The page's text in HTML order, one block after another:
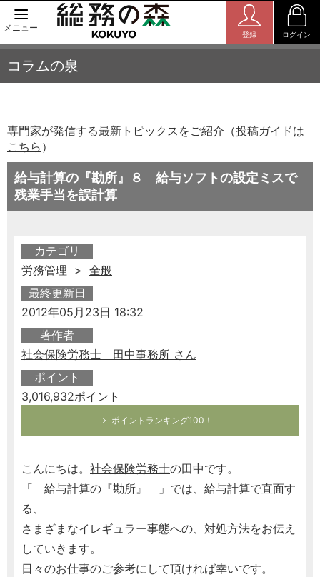
メニュー
登録 ログイン
コラムの泉
専門家が発信する最新トピックスをご紹介（投稿ガイドは
こちら ）
給与計算の『勘所』８ 給与ソフトの設定ミスで
残業手当を誤計算
カテゴリ
労務管理 > 全般
最終更新日
2012年05月23日 18:32
著作者
社会保険労務士 田中事務所 さん
ポイント
3,016,932ポイント
ポイントランキング100！
こんにちは。 社会保険労務士の田中です。
「 給与計算の『勘所』 」では、給与計算で直面す
る、
さまざまなイレギュラー事態への、対処方法をお伝え
していきます。
日々のお仕事のご参考にして頂ければ幸いです。